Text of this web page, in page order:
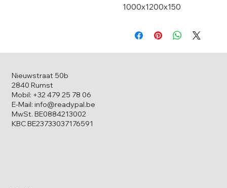
1000x1200x150
Nieuwstraat 50b
2840 Rumst
Mobil: +32 479 25 78 06
E-Mail: info@readypal.be
MwSt. BE0884213002
KBC BE23733037176591